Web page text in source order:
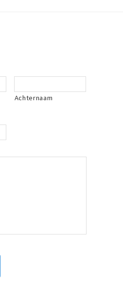
Achternaam